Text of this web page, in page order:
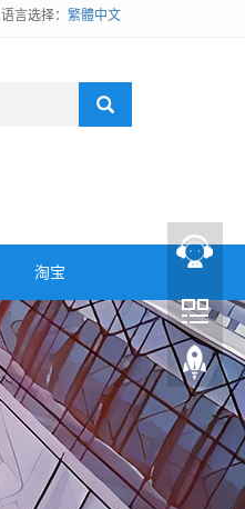
语言选择： 繁體中文
淘宝